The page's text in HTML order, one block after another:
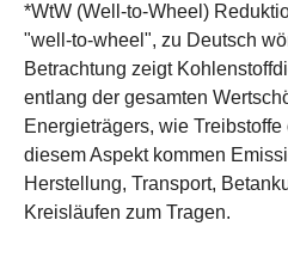
*WtW (Well-to-Wheel)
"well-to-wheel", zu Deutsch
Betrachtung zeigt
entlang der gesamten
Energieträgers, wie
diesem Aspekt kommen
Herstellung, Transport,
Kreisläufen zum Tragen.